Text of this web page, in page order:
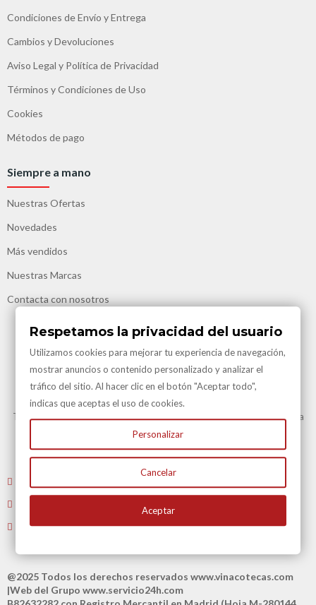
Condiciones de Envío y Entrega
Cambios y Devoluciones
Aviso Legal y Política de Privacidad
Términos y Condiciones de Uso
Cookies
Métodos de pago
Siempre a mano
Nuestras Ofertas
Novedades
Más vendidos
Nuestras Marcas
Contacta con nosotros
Transporte Gratuito en Península para todas nuestras vinotecas y en la
mayoría de artículos.
Consulte en Condiciones Transporte
Tel. 604 181 386 L-V 9 a 14:00 y de 16:00 a 19:00
Tiene 15 días para devolvernos su compra
@2025 Todos los derechos reservados www.vinacotecas.com
|Web del Grupo www.servicio24h.com
Respetamos la privacidad del usuario
Utilizamos cookies para mejorar tu experiencia de navegación,
mostrar anuncios o contenido personalizado y analizar el
tráfico del sitio. Al hacer clic en el botón "Aceptar todo",
indicas que aceptas el uso de cookies.
Personalizar
Cancelar
Aceptar